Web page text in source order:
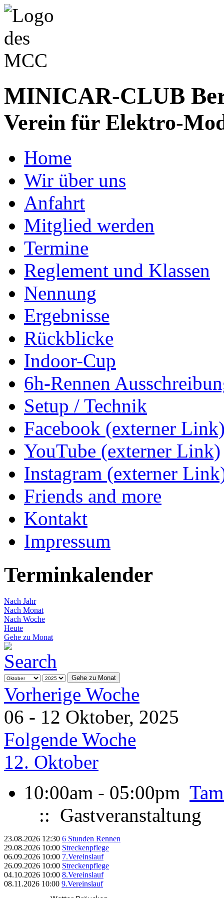
MINICAR-CLUB
Verein für Elektro-
Home
Wir über uns
Anfahrt
Mitglied werden
Termine
Reglement und Klassen
Nennung
Ergebnisse
Rückblicke
Indoor-Cup
6h-Rennen
Setup / Technik
Facebook (externer
YouTube (externer Link)
Instagram (externer
Friends and more
Kontakt
Impressum
Terminkalender
Nach Jahr
Nach Monat
Nach Woche
Heute
Gehe zu Monat
Gehe zu Monat
Vorherige Woche
06 - 12 Oktober, 2025
Folgende Woche
12. Oktober
10:00am - 05:00pm
:: Gastveranstaltung
23.08.2026 12:30 6 Stunden Rennen
29.08.2026 10:00 Streckenpflege
06.09.2026 10:00 7.Vereinslauf
26.09.2026 10:00 Streckenpflege
04.10.2026 10:00 8.Vereinslauf
08.11.2026 10:00 9.Vereinslauf